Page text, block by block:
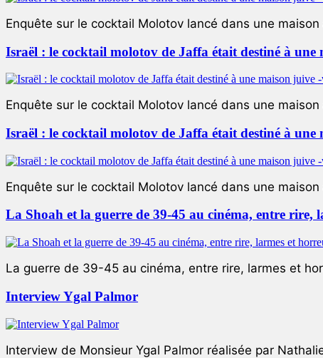
Enquête sur le cocktail Molotov lancé dans une
Israël : le cocktail molotov de Jaffa était destiné à une
Enquête sur le cocktail Molotov lancé dans une
Israël : le cocktail molotov de Jaffa était destiné à une
Enquête sur le cocktail Molotov lancé dans une
La Shoah et la guerre de 39-45 au cinéma, entre rire,
La guerre de 39-45 au cinéma, entre rire, larmes et
Interview Ygal Palmor
Interview de Monsieur Ygal Palmor réalisée par